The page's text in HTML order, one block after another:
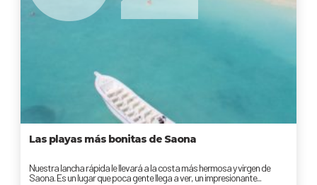
Las playas más bonitas de Saona
Nuestra lancha rápida le llevará a la costa más hermosa y virgen de
Saona. Es un lugar que poca gente llega a ver, un impresionante...